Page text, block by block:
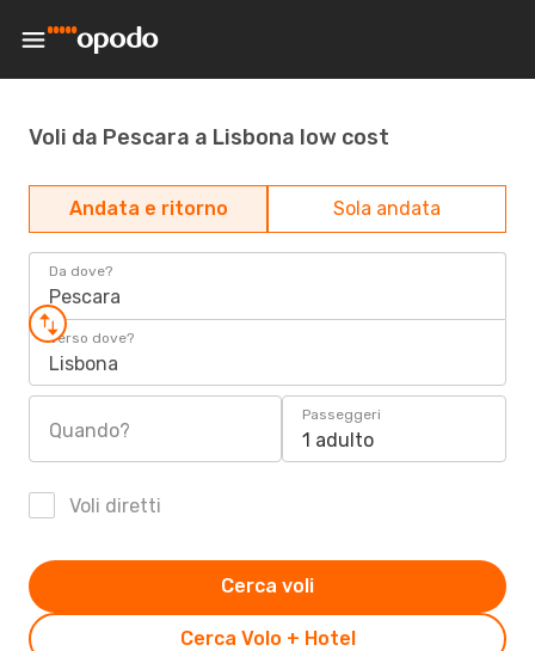
Voli da Pescara a Lisbona low cost
Andata e ritorno Sola andata
Da dove?
Pescara
Verso dove?
Lisbona
Quando?
Passeggeri
1 adulto
Voli diretti
Cerca Volo + Hotel
Cerca voli